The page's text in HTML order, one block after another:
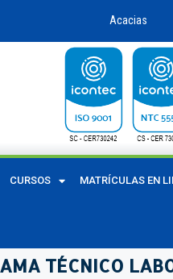
Acacias
CURSOS MATRÍCULAS EN
TÉCNICO